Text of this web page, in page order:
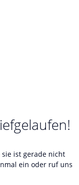
ist gerade nicht
ein oder ruf uns